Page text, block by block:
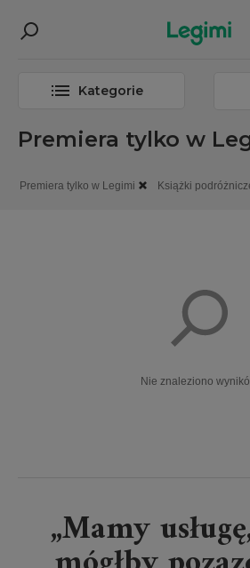
Kategorie
Premiera tylko w
Premiera tylko w Legimi Książki
Nie znaleziono
„Mamy